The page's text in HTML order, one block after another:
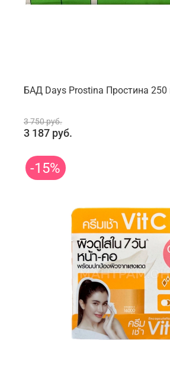
БАД Days Prostina Простина 250
3 750 руб.
3 187 руб.
-15%